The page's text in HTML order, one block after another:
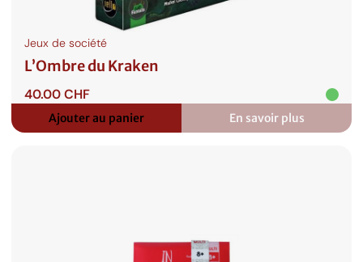
Jeux de société
L’Ombre du Kraken
40.00CHF
Ajouter au panier En savoir plus
:
L’Ombre